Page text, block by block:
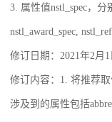
标识符规则
3. 属性值nstl_spec，分
nstl_award_spec,
修订日期：2021年2月1
修订内容：1. 将推荐
涉及到的属性包括